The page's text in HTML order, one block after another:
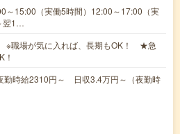
15:00（実働5時間）12:00～17:00（実
翌1…
※職場が気に入れば、長期もOK！ ★急
時給2310円～ 日収3.4万円～（夜勤時